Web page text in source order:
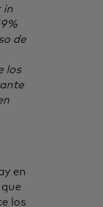
in
de
los
en
los